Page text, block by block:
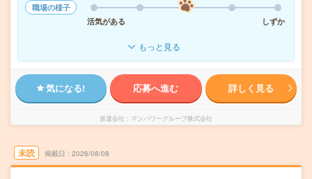
職場の様子
活気がある
しずか
もっと見る
気になる! 応募へ進む 詳しく見る
派遣会社 マンパワーグループ株式会社
未読 掲載日 2026/08/08